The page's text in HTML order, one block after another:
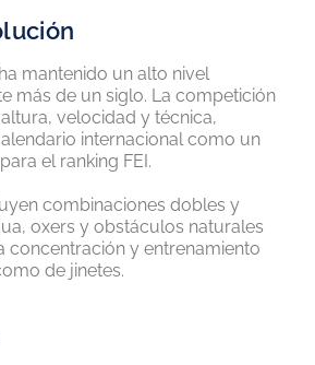
mantenido un alto nivel
más de un siglo. La competición
velocidad y técnica,
internacional como un
el ranking FEI.
combinaciones dobles y
oxers y obstáculos naturales
concentración y entrenamiento
de jinetes.